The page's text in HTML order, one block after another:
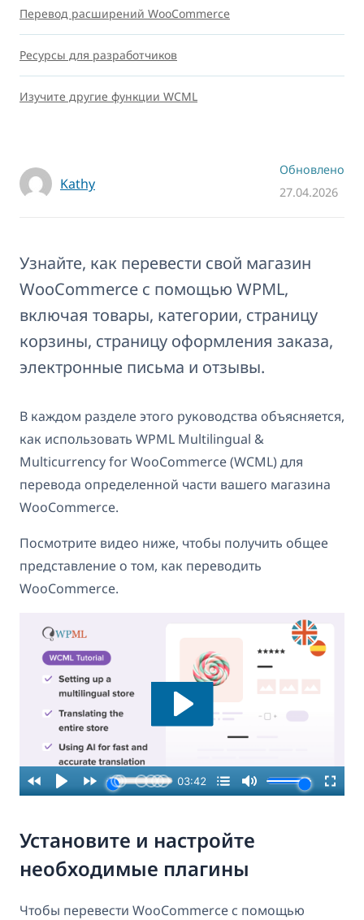
Kathy
Обновлено
27.04.2026
Узнайте, как перевести свой магазин
WooCommerce с помощью WPML,
включая товары, категории, страницу
корзины, страницу оформления заказа,
электронные письма и отзывы.
В каждом разделе этого руководства объясняется,
как использовать WPML Multilingual &
Multicurrency for WooCommerce (WCML) для
перевода определенной части вашего магазина
WooCommerce.
Посмотрите видео ниже, чтобы получить общее
представление о том, как переводить
WooCommerce.
Установите и настройте
необходимые плагины
Чтобы перевести WooCommerce с помощью
Перевод расширений WooCommerce
Ресурсы для разработчиков
Изучите другие функции WCML